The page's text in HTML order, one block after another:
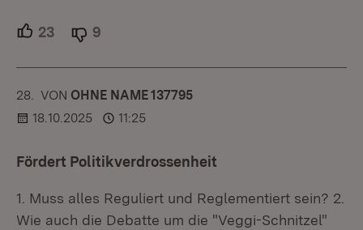
23 Unterstützer.
9
28. KOMMENTAR
VON :OHNE NAME 137795
18.10.2025
11:25
Fördert Politikverdrossenheit
1. Muss alles Reguliert und Reglementiert sein? 2.
Wie auch die Debatte um die "Veggi-Schnitzel"